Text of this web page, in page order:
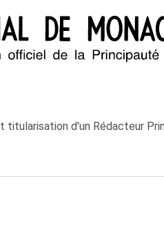
d'un Rédacteur